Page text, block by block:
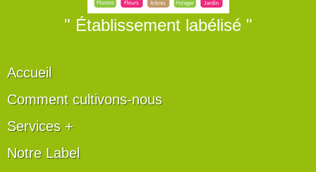
" Établissement labélisé "
Accueil
Comment cultivons-nous
Services +
Notre Label